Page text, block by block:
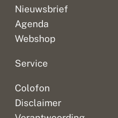
Nieuwsbrief
Agenda
Webshop
Service
Colofon
Disclaimer